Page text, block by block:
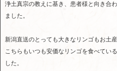
浄土真宗の教えに基き、患者様と向き合
ました。
新潟直送のとっても大きなリンゴもお土産
こちらもいつも安価なリンゴを食べてい
した。